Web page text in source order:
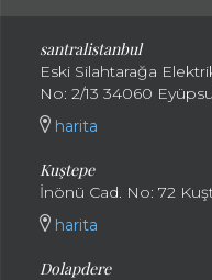
santralistanbul
Eski Silahtarağa
No: 2/13 34060
harita
Kuştepe
İnönü Cad. No: 72
harita
Dolapdere